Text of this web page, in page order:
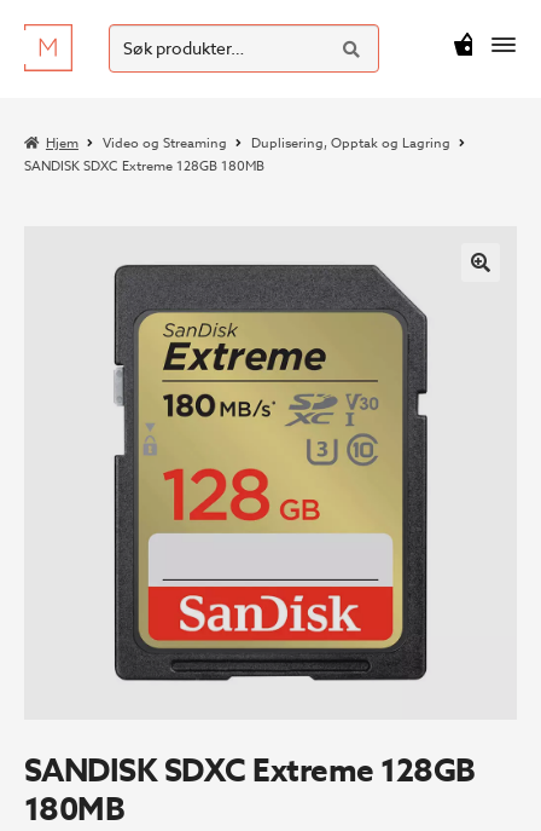
Hopp
til
Hopp
til
Søk
etter:
SØK
kr0
Hjem Video og Streaming
Duplisering, Opptak og Lagring
SANDISK SDXC Extreme 128GB 180MB
SANDISK SDXC Extreme 128GB
180MB